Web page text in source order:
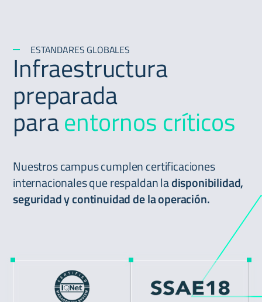
ESTANDARES GLOBALES
Infraestructura
preparada
paraentornos críticos
Nuestros campus cumplen certificaciones
internacionales que respaldan ladisponibilidad,
seguridad y continuidad de la operación.